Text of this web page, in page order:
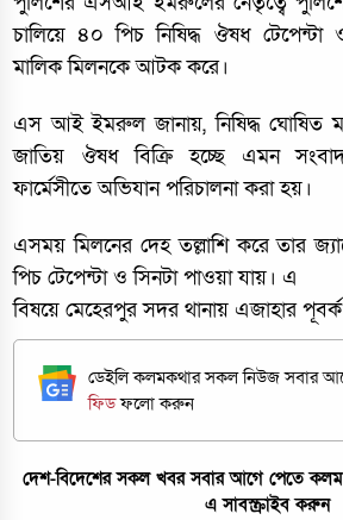
চালিয়ে ৪০ পিচ নিষিদ্ধ ঔষধ টেপেন্টা
মালিক মিলনকে আটক করে।
এস আই ইমরুল জানায়, নিষিদ্ধ ঘোষিত
জাতিয় ঔষধ বিক্রি হচ্ছে এমন
ফার্মেসীতে অভিযান পরিচালনা করা হয়।
এসময় মিলনের দেহ তল্লাশি করে তার
পিচ টেপেন্টা ও সিনটা পাওয়া যায়। এ
বিষয়ে মেহেরপুর সদর থানায় এজাহার পূবর্ক
ডেইলি কলমকথার সকল নিউজ সবার
ফিডফলো করুন
দেশ-বিদেশের সকল খবর সবার আগে পেতে কলম
এ সাবস্ক্রাইব করুন